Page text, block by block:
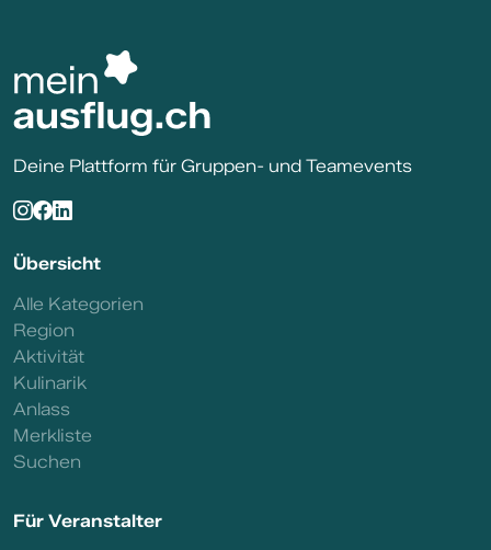
Deine Plattform für Gruppen- und Teamevents
Übersicht
Alle Kategorien
Region
Aktivität
Kulinarik
Anlass
Merkliste
Suchen
Für Veranstalter